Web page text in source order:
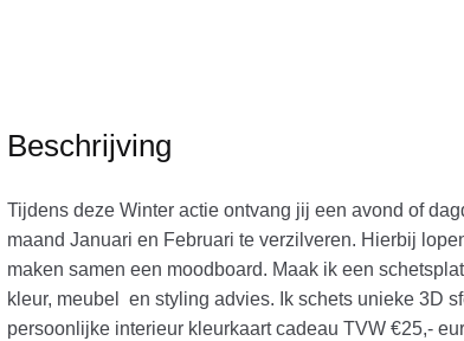
Beschrijving
Tijdens deze Winter actie ontvang jij een avond of
maand Januari en Februari te verzilveren. Hierbij
maken samen een moodboard. Maak ik een
kleur, meubel en styling advies. Ik schets unieke 3D
persoonlijke interieur kleurkaart cadeau TVW €25,-